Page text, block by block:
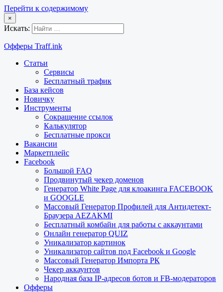
Перейти к содержимому
×
Искать:
Офферы Traff.ink
Статьи
Сервисы
Бесплатный трафик
База кейсов
Новичку
Инструменты
Сокращение ссылок
Калькулятор
Бесплатные прокси
Вакансии
Маркетплейс
Facebook
Большой FAQ
Продвинутый чекер доменов
Генератор White Page для клоакинга FACEBOOK
и GOOGLE
Массовый Генератор Профилей для Антидетект-
Браузера AEZAKMI
Бесплатный комбайн для работы с аккаунтами
Онлайн генератор QUIZ
Уникализатор картинок
Уникализатор сайтов под Facebook и Google
Массовый Генератор Импорта РК
Чекер аккаунтов
Народная база IP-адресов ботов и FB-модераторов
Офферы